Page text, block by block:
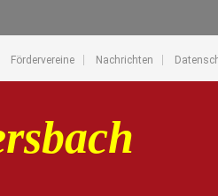
Fördervereine Nachrichten